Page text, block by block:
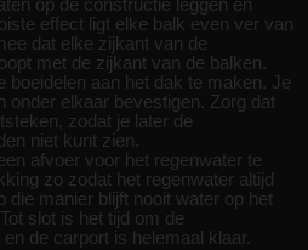
op de constructie leggen en
effect ligt elke balk even ver van
dat elke zijkant van de
met de zijkant van de balken.
boeidelen aan het dak te maken. Je
onder elkaar bevestigen. Zorg dat
zodat je later de
niet kunt zien.
afvoer voor het regenwater te
zo zodat het regenwater altijd
die manier blijft nooit water op het
slot is het tijd om de
de carport is helemaal klaar.